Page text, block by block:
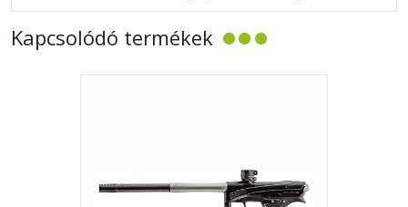
Kapcsolódó termékek